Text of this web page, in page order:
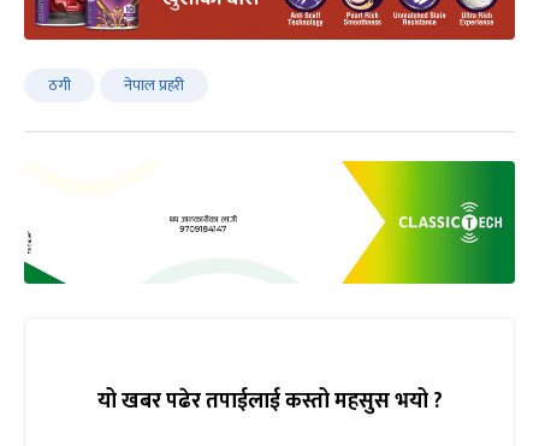
ठगी नेपाल प्रहरी
यो खबर पढेर तपाईलाई कस्तो महसुस भयो ?